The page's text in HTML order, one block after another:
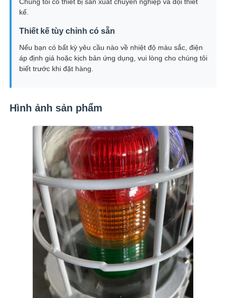
kế.
Thiết kế tùy chỉnh có sẵn
Nếu bạn có bất kỳ yêu cầu nào về nhiệt độ màu sắc, điện
áp định giá hoặc kịch bản ứng dụng, vui lòng cho chúng tôi
biết trước khi đặt hàng.
Hình ảnh sản phẩm